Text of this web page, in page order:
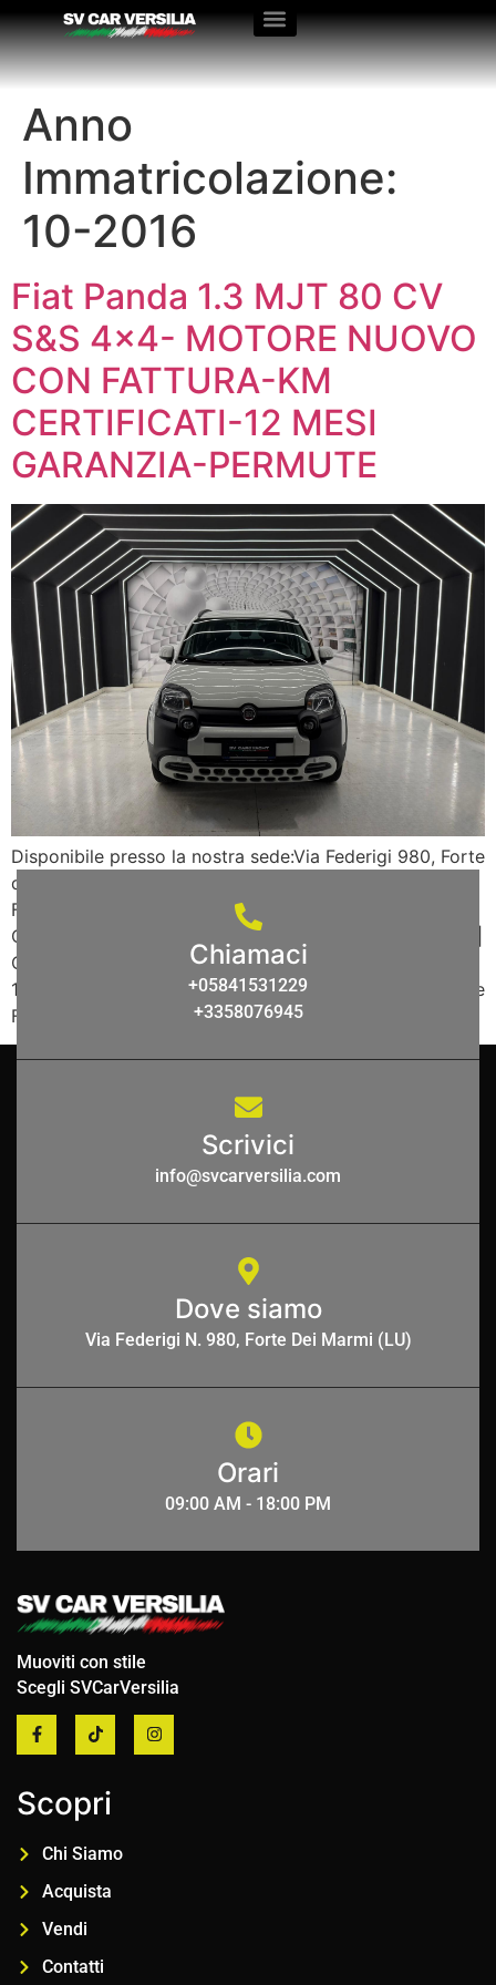
Anno
Immatricolazione:
10-2016
Fiat Panda 1.3 MJT 80 CV
S&S 4×4- MOTORE NUOVO
CON FATTURA-KM
CERTIFICATI-12 MESI
GARANZIA-PERMUTE
Disponibile presso la nostra sede:Via Federigi 980, Forte
dei Marmi (LU) SV CAR VERSILIA propone in vendita:
FIAT PANDA CROSS 4X4 1.3 MTJ (MOTORE NUOVO
CON FATTURA) Anno: 10/2016 Cilindrata: 1.300 KW: 59 |
CV: 80 Carburante: DIESEL Cambio: MANUALE KM:
1000 SV CAR VERSILIA Pronta consegna, visibile in sede
Finanziamenti disponibili anche con contratti […]
Chiamaci
+05841531229
+3358076945
Scrivici
info@svcarversilia.com
Dove siamo
Via Federigi N. 980, Forte Dei Marmi (LU)
Orari
09:00 AM - 18:00 PM
Muoviti con stile
Scegli SVCarVersilia
Scopri
Chi Siamo
Acquista
Vendi
Contatti